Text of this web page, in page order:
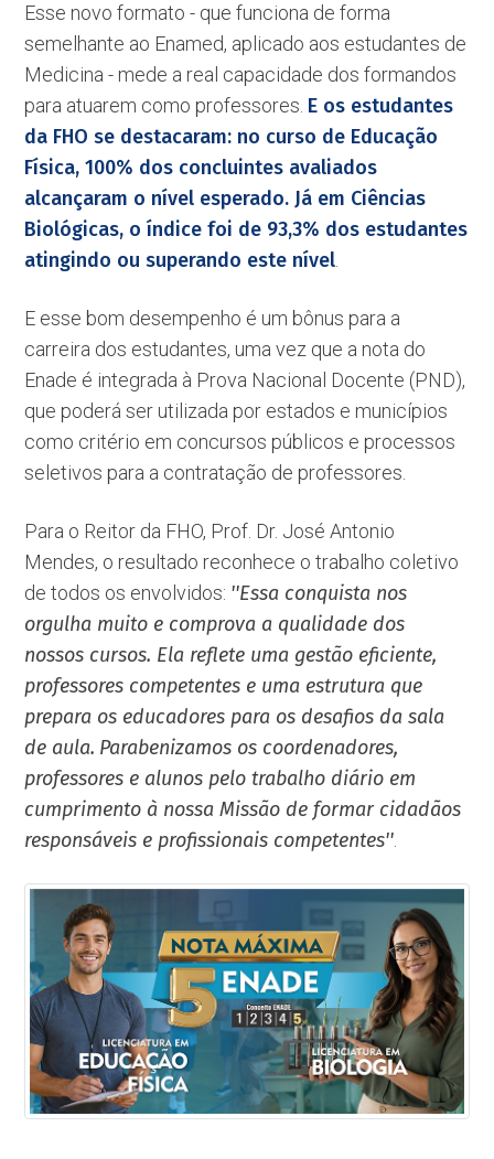
Esse novo formato - que funciona de forma
semelhante ao Enamed, aplicado aos estudantes de
Medicina - mede a real capacidade dos formandos
para atuarem como professores. E os estudantes
da FHO se destacaram: no curso de Educação
Física, 100% dos concluintes avaliados
alcançaram o nível esperado. Já em Ciências
Biológicas, o índice foi de 93,3% dos estudantes
atingindo ou superando este nível
E esse bom desempenho é um bônus para a
carreira dos estudantes, uma vez que a nota do
Enade é integrada à Prova Nacional Docente (PND),
que poderá ser utilizada por estados e municípios
como critério em concursos públicos e processos
seletivos para a contratação de professores.
Para o Reitor da FHO, Prof. Dr. José Antonio
Mendes, o resultado reconhece o trabalho coletivo
de todos os envolvidos: ''Essa conquista nos
orgulha muito e comprova a qualidade dos
nossos cursos. Ela reflete uma gestão eficiente,
professores competentes e uma estrutura que
prepara os educadores para os desafios da sala
de aula. Parabenizamos os coordenadores,
professores e alunos pelo trabalho diário em
cumprimento à nossa Missão de formar cidadãos
responsáveis e profissionais competentes''